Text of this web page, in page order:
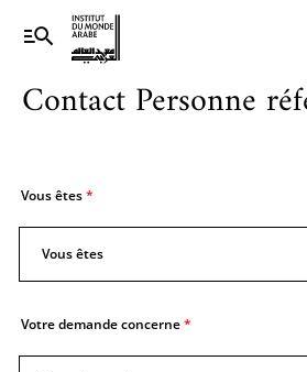
Contact Personne
Vous êtes
êtes
Vous êtes
Votre demande concerne